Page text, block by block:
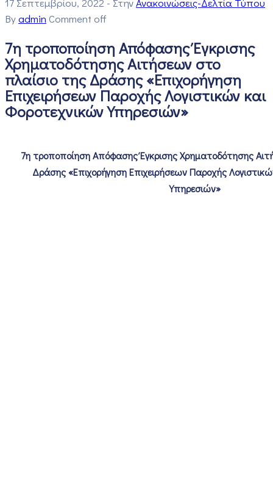
Byadmin Comment off
7η τροποποίηση Απόφασης Έγκρισης
Χρηματοδότησης Αιτήσεων στο
πλαίσιο της Δράσης «Επιχορήγηση
Επιχειρήσεων Παροχής Λογιστικών και
Φοροτεχνικών Υπηρεσιών»
7η τροποποίηση Απόφασης Έγκρισης Χρηματοδότησης
Δράσης «Επιχορήγηση Επιχειρήσεων Παροχής
Υπηρεσιών»